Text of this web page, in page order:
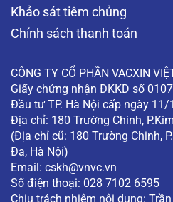
Khảo sát tiêm chủng
Chính sách thanh toán
CÔNG TY CỔ PHẦN VACXIN
Giấy chứng nhận ĐKKD số
Đầu tư TP. Hà Nội cấp ngày
Địa chỉ: 180 Trường Chinh,
(Địa chỉ cũ: 180 Trường Chinh,
Đa, Hà Nội)
Email: cskh@vnvc.vn
Số điện thoại: 028 7102 6595
Chịu trách nhiệm nội dung: